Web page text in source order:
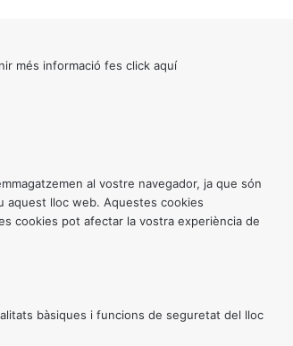
més informació fes click aquí
al vostre navegador, ja que són
aquest lloc web. Aquestes cookies
cookies pot afectar la vostra experiència de
bàsiques i funcions de seguretat del lloc